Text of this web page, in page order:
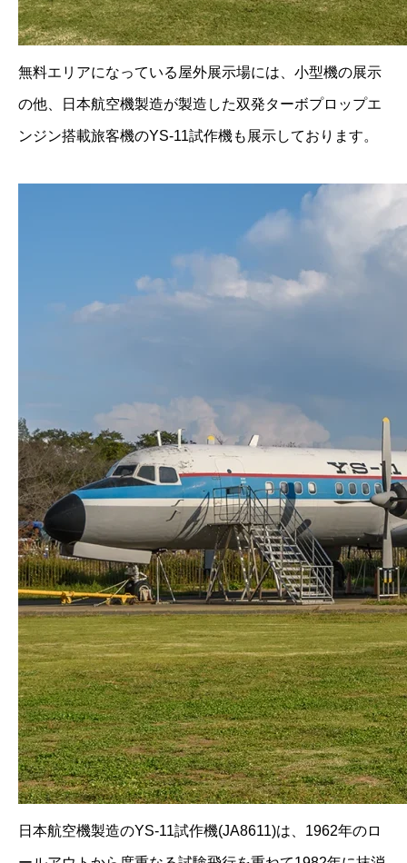
無料エリアになっている屋外展示場には、小型機の展示
の他、日本航空機製造が製造した双発ターボプロップエ
ンジン搭載旅客機のYS-11試作機も展示しております。
日本航空機製造のYS-11試作機(JA8611)は、1962年のロ